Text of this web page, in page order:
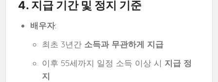
4. 지급 기간 및 정지 기준
배우자:
최초 3년간 소득과 무관하게 지급
이후 55세까지 일정 소득 이상 시 지급 정
지